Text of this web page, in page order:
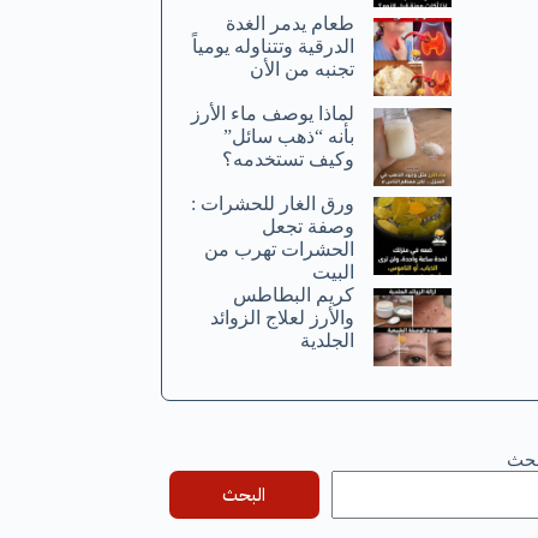
طعام يدمر الغدة
الدرقية وتتناوله يومياً
تجنبه من الأن
لماذا يوصف ماء الأرز
بأنه “ذهب سائل”
وكيف تستخدمه؟
ورق الغار للحشرات :
وصفة تجعل
الحشرات تهرب من
البيت
كريم البطاطس
والأرز لعلاج الزوائد
الجلدية
البحث